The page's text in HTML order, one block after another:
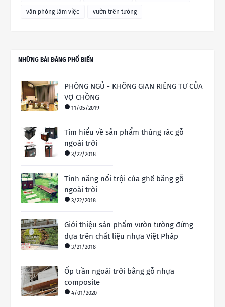
văn phòng làm việc vườn trên tường
NHỮNG BÀI ĐĂNG PHỔ BIẾN
PHÒNG NGỦ - KHÔNG GIAN RIÊNG TƯ CỦA
VỢ CHỒNG
11/05/2019
Tìm hiểu về sản phẩm thùng rác gỗ
ngoài trời
3/22/2018
Tính năng nổi trội của ghế băng gỗ
ngoài trời
3/22/2018
Giới thiệu sản phẩm vườn tường đứng
dựa trên chất liệu nhựa Việt Pháp
3/21/2018
Ốp trần ngoài trời bằng gỗ nhựa
composite
4/01/2020